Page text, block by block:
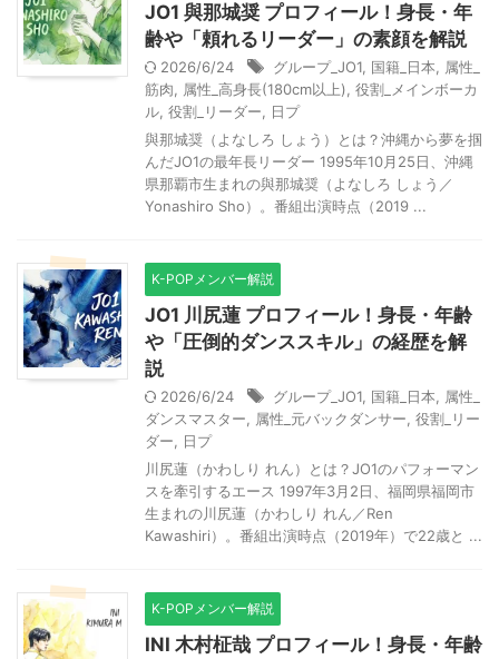
JO1 與那城奨 プロフィール！身長・年
齢や「頼れるリーダー」の素顔を解説
2026/6/24 グループ_JO1 国籍_日本
属性_
筋肉
属性_高身長(180cm以上) 役割_メインボーカ
ル 役割_リーダー
日プ
與那城奨（よなしろ しょう）とは？沖縄から夢を掴
んだJO1の最年長リーダー 1995年10月25日、沖縄
県那覇市生まれの與那城奨（よなしろ しょう／
Yonashiro Sho）。番組出演時点（2019 ...
K-POPメンバー解説
JO1 川尻蓮 プロフィール！身長・年齢
や「圧倒的ダンススキル」の経歴を解
説
2026/6/24 グループ_JO1 国籍_日本
属性_
ダンスマスター
属性_元バックダンサー 役割_リー
ダー
日プ
川尻蓮（かわしり れん）とは？JO1のパフォーマン
スを牽引するエース 1997年3月2日、福岡県福岡市
生まれの川尻蓮（かわしり れん／Ren
Kawashiri）。番組出演時点（2019年）で22歳と ...
K-POPメンバー解説
INI 木村柾哉 プロフィール！身長・年齢